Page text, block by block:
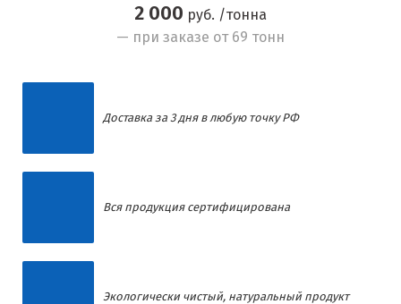
2 000 руб. /тонна
— при заказе от 69 тонн
Доставка за 3 дня в любую точку РФ
Вся продукция сертифицирована
Экологически чистый, натуральный продукт